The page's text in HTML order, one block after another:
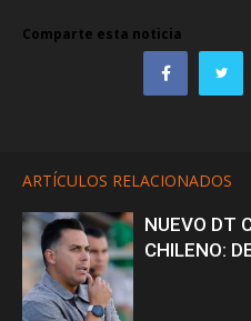
Comparte esta noticia
ARTÍCULOS RELACIONADOS
NUEVO DT
CHILENO: